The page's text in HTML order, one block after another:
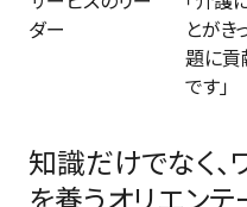
とがき
題に貢
です」
知識だけでなく
を養うオリエンテ